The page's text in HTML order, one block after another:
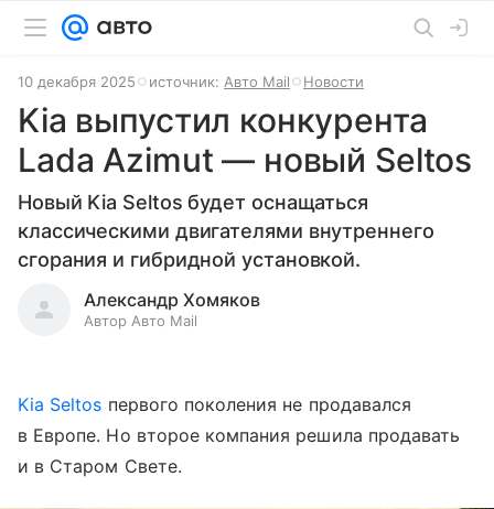
10 декабря 2025 источник: Авто Mail Новости
Kia выпустил конкурента
Lada Azimut — новый Seltos
Новый Kia Seltos будет оснащаться
классическими двигателями внутреннего
сгорания и гибридной установкой.
Александр Хомяков
Автор Авто Mail
Kia Seltos первого поколения не продавался
в Европе. Но второе компания решила продавать
и в Старом Свете.